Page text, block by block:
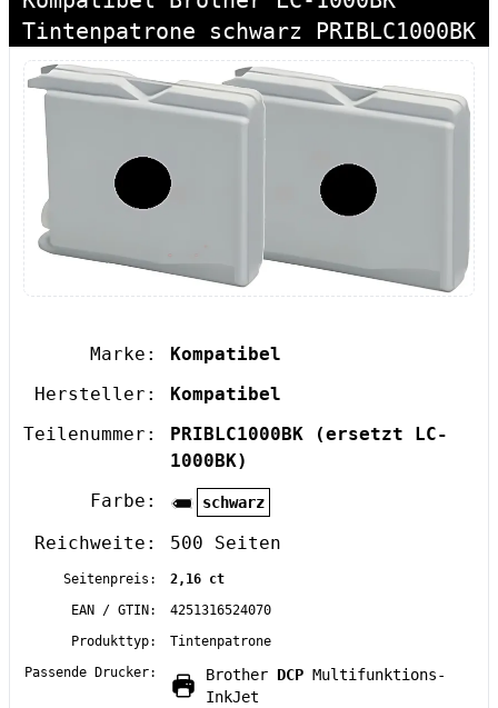
Tintenpatrone schwarz PRIBLC1000BK
Marke:
Kompatibel
Hersteller:
Kompatibel
Teilenummer:
PRIBLC1000BK
(ersetzt LC-
1000BK)
Farbe:
schwarz
Reichweite: 500 Seiten
Seitenpreis:
2,16 ct
EAN / GTIN:
4251316524070
Produkttyp:
Tintenpatrone
Passende Drucker:
Brother DCP Multifunktions-
InkJet